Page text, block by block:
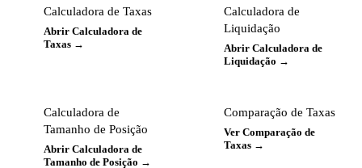
Calculadora de Taxas
Abrir Calculadora de
Taxas →
Calculadora de
Liquidação
Abrir Calculadora de
Liquidação →
Calculadora de
Tamanho de Posição
Abrir Calculadora de
Tamanho de Posição →
Comparação de Taxas
Ver Comparação de
Taxas →